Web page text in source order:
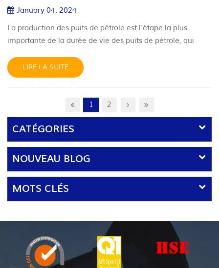
(RGD) ou de ...
January 04. 2024
La production des puits de pétrole est l’étape la plus
importante de la durée de vie des puits de pétrole, qui
libérant des hydrocarbures. La séparation est
généralement effectuée sur le fond marin plutôt que sur la
face à des pressions de système allant jusqu'à 1 380 bars
(20 00...
LIRE LA SUITE
1 2
CATÉGORIES
NOUVEAU BLOG
MOTS CLÉS